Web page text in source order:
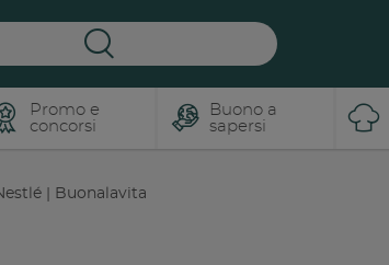
Promo e
concorsi
Buono a
sapersi
| Buonalavita